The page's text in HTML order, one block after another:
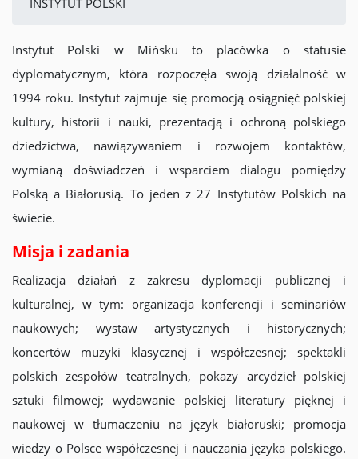
INSTYTUT POLSKI
Instytut Polski w Mińsku to placówka o statusie
dyplomatycznym, która rozpoczęła swoją działalność w
1994 roku. Instytut zajmuje się promocją osiągnięć polskiej
kultury, historii i nauki, prezentacją i ochroną polskiego
dziedzictwa, nawiązywaniem i rozwojem kontaktów,
wymianą doświadczeń i wsparciem dialogu pomiędzy
Polską a Białorusią. To jeden z 27 Instytutów Polskich na
świecie.
Misja i zadania
Realizacja działań z zakresu dyplomacji publicznej i
kulturalnej, w tym: organizacja konferencji i seminariów
naukowych; wystaw artystycznych i historycznych;
koncertów muzyki klasycznej i współczesnej; spektakli
polskich zespołów teatralnych, pokazy arcydzieł polskiej
sztuki filmowej; wydawanie polskiej literatury pięknej i
naukowej w tłumaczeniu na język białoruski; promocja
wiedzy o Polsce współczesnej i nauczania języka polskiego.